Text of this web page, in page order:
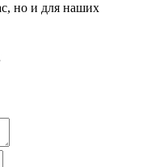
но и для наших